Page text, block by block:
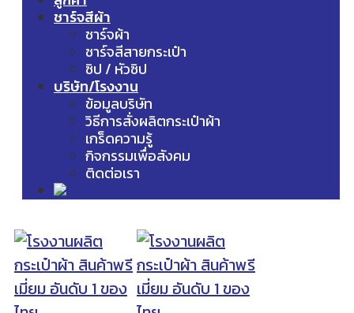
ชาร์จสีผ้า
ชาร์จผ้า
ชาร์จสีสายกระเป๋า
ซิป / หัวซิป
บริษัท/โรงงาน
ข้อมูลบริษัท
วิธีการสั่งผลิตกระเป๋าผ้า
เกร็ดความรู้
กิจกรรมเพื่อสังคม
ติดต่อเรา